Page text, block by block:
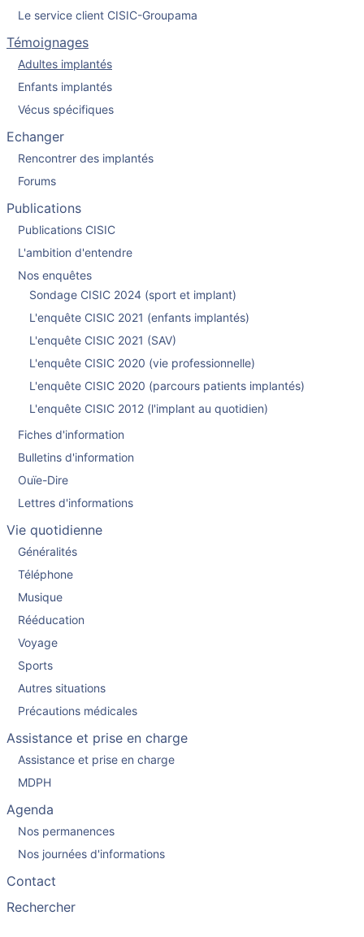
Le service client CISIC-Groupama
Témoignages
Adultes implantés
Enfants implantés
Vécus spécifiques
Echanger
Rencontrer des implantés
Forums
Publications
Publications CISIC
L'ambition d'entendre
Nos enquêtes
Sondage CISIC 2024 (sport et implant)
L'enquête CISIC 2021 (enfants implantés)
L'enquête CISIC 2021 (SAV)
L'enquête CISIC 2020 (vie professionnelle)
L'enquête CISIC 2020 (parcours patients implantés)
L'enquête CISIC 2012 (l'implant au quotidien)
Fiches d'information
Bulletins d'information
Ouïe-Dire
Lettres d'informations
Vie quotidienne
Généralités
Téléphone
Musique
Rééducation
Voyage
Sports
Autres situations
Précautions médicales
Assistance et prise en charge
Assistance et prise en charge
MDPH
Agenda
Nos permanences
Nos journées d'informations
Contact
Rechercher